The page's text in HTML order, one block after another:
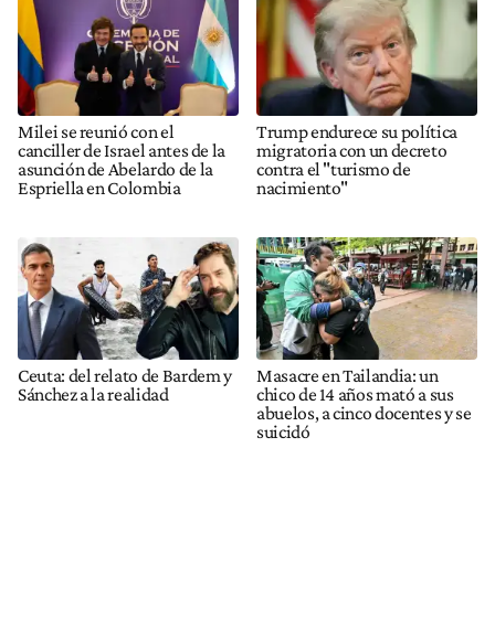
Milei se reunió con el
canciller de Israel antes de la
asunción de Abelardo de la
Espriella en Colombia
Trump endurece su política
migratoria con un decreto
contra el "turismo de
nacimiento"
Ceuta: del relato de Bardem y
Sánchez a la realidad
Masacre en Tailandia: un
chico de 14 años mató a sus
abuelos, a cinco docentes y se
suicidó